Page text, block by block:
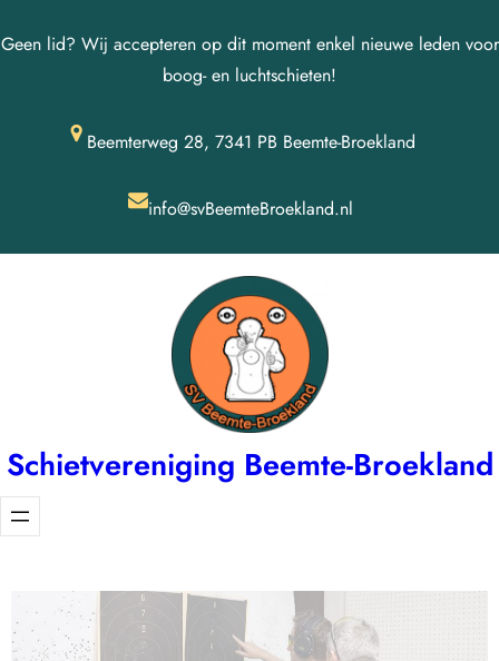
Geen lid? Wij accepteren op dit moment enkel nieuwe leden voor
boog- en luchtschieten!
Beemterweg 28, 7341 PB Beemte-Broekland
info@svBeemteBroekland.nl
Schietvereniging Beemte-Broekland